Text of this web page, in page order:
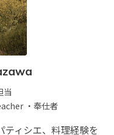
当
・ 奉仕者
ィシエ、料理経験を